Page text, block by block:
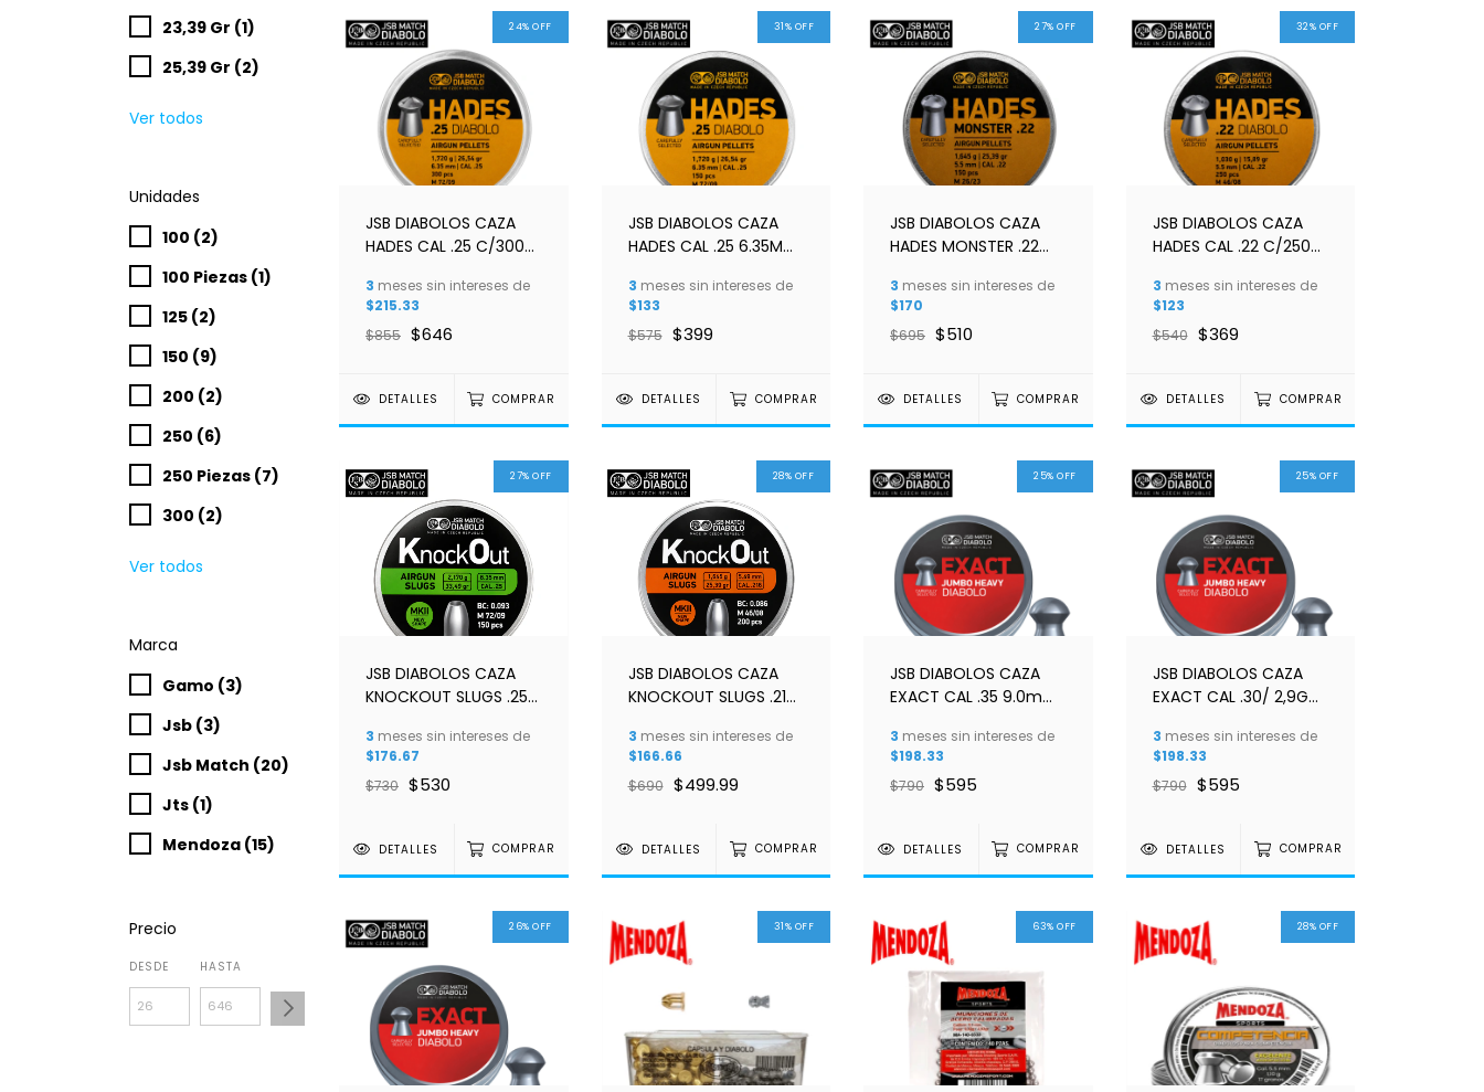
23,39 Gr (1)
25,39 Gr (2)
Ver todos
Unidades
100 (2)
100 Piezas (1)
125 (2)
150 (9)
200 (2)
250 (6)
250 Piezas (7)
300 (2)
Ver todos
Marca
Gamo (3)
Jsb (3)
Jsb Match (20)
Jts (1)
Mendoza (15)
Precio
DESDE HASTA
24% OFF
JSB DIABOLOS CAZA
HADES CAL .25 C/300
3 meses sin intereses de
$215.33
$855 $646
DETALLES COMPRAR
31% OFF
JSB DIABOLOS CAZA
HADES CAL .25 6.35MM
3 meses sin intereses de
$133
$575 $399
DETALLES COMPRAR
27% OFF
JSB DIABOLOS CAZA
HADES MONSTER .22
3 meses sin intereses de
$170
$695 $510
DETALLES COMPRAR
32% OFF
JSB DIABOLOS CAZA
HADES CAL .22 C/250
3 meses sin intereses de
$123
$540 $369
DETALLES COMPRAR
27% OFF
JSB DIABOLOS CAZA
KNOCKOUT SLUGS .25
3 meses sin intereses de
$176.67
$730 $530
DETALLES COMPRAR
28% OFF
JSB DIABOLOS CAZA
KNOCKOUT SLUGS .216
3 meses sin intereses de
$166.66
$690 $499.99
DETALLES COMPRAR
25% OFF
JSB DIABOLOS CAZA
EXACT CAL .35 9.0mm
3 meses sin intereses de
$198.33
$790 $595
DETALLES COMPRAR
25% OFF
JSB DIABOLOS CAZA
EXACT CAL .30/ 2,9G
27/12
3 meses sin intereses de
$198.33
$790 $595
DETALLES COMPRAR
26% OFF 31% OFF 63% OFF 28% OFF